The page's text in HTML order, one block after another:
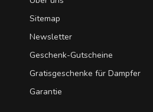
Sitemap
Newsletter
Geschenk-Gutscheine
Gratisgeschenke für Dampfer
Garantie